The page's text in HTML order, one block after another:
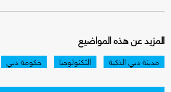
المزيد عن هذه المواضيع
مدينة دبي الذكية التكنولوجيا حكومة دبي